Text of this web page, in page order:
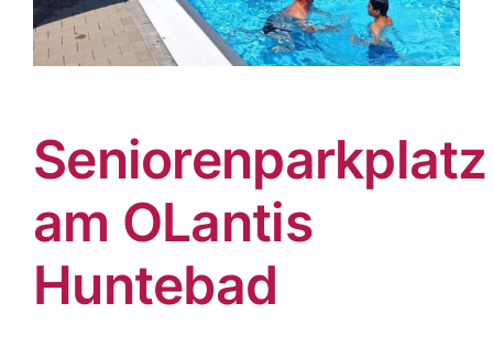
Seniorenparkplatz
am OLantis
Huntebad